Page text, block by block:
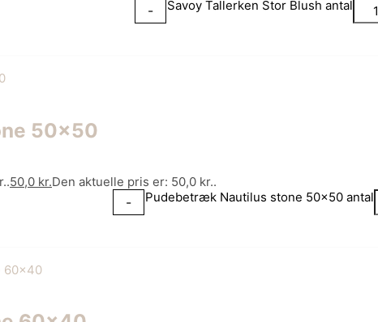
- Savoy Tallerken Stor Blush antal
50×50
50,0 kr.Den aktuelle pris er: 50,0 kr..
- Pudebetræk Nautilus stone 50x50 antal